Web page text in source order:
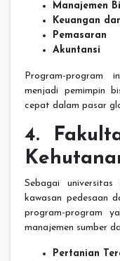
Manajemen
Keuangan
Pemasaran
Akuntansi
Program-program
menjadi pemimpin
cepat dalam pasar
4.
Sebagai
kawasan pedesaan
program-program
manajemen sumber
Pertanian